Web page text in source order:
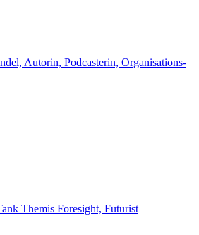
Autorin, Podcasterin, Organisations-
Themis Foresight, Futurist